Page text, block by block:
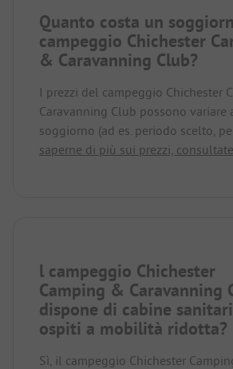
Quanto costa un
campeggio Chichester
& Caravanning Club?
I prezzi del campeggio Chichester
Caravanning Club possono variare
soggiorno (ad es. periodo scelto,
saperne di più sui prezzi,
l campeggio Chichester
Camping & Caravanning
dispone di cabine
ospiti a mobilità ridotta?
Sì, il campeggio Chichester